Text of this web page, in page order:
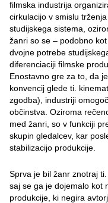
filmska industrija
cirkulacijo v smislu
studijskega sistema,
žanri so se – podobno
dvojne potrebe
diferenciaciji filmske
Enostavno gre za to, da
konvencij glede ti.
zgodba), industriji
občinstva. Oziroma
med žanri, so v funkciji
skupin gledalcev, kar
stabilizacijo produkcije.
Sprva je bil žanr znotraj
saj se ga je dojemalo kot
produkcije, ki negira